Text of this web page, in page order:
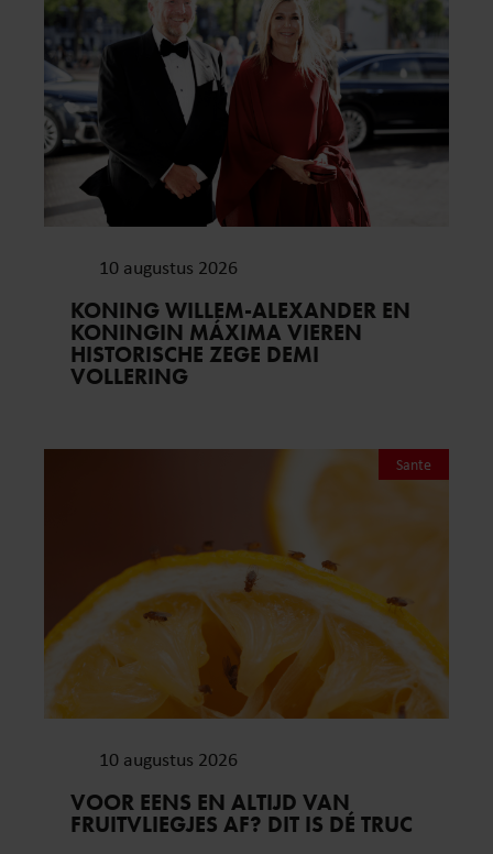
10 augustus 2026
KONING WILLEM-ALEXANDER EN
KONINGIN MÁXIMA VIEREN
HISTORISCHE ZEGE DEMI
VOLLERING
Sante
10 augustus 2026
VOOR EENS EN ALTIJD VAN
FRUITVLIEGJES AF? DIT IS DÉ TRUC